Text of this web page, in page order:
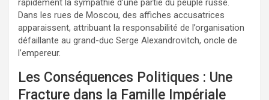
Dans les rues de Moscou, des affiches accusatrices
apparaissent, attribuant la responsabilité de l’organisation
défaillante au grand-duc Serge Alexandrovitch, oncle de
l’empereur.
Les Conséquences Politiques : Une
Fracture dans la Famille Impériale